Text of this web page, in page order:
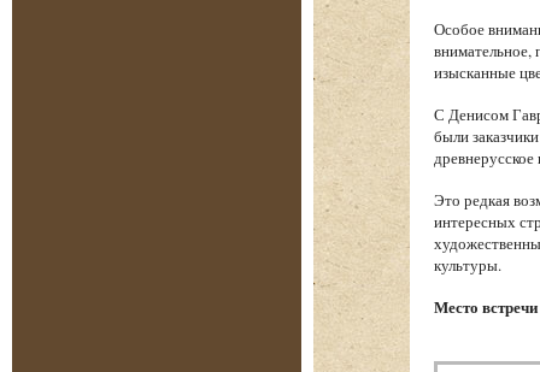
Особое
внимательное,
изысканные
С Денисом
были
древнерусское
Это редкая
интересных
культуры.
Место